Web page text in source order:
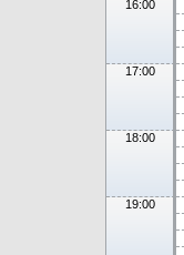
16:00
17:00
18:00
19:00